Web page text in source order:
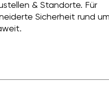
& Standorte. Für
Sicherheit rund